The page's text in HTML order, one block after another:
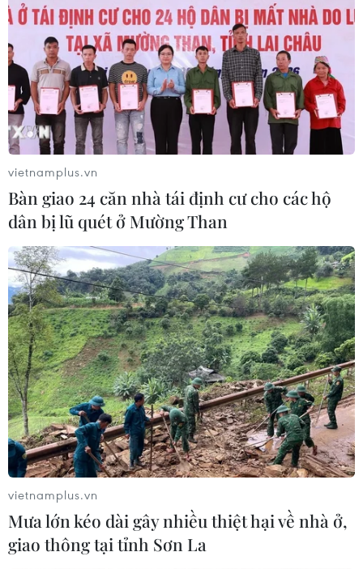
vietnamplus.vn
Bàn giao 24 căn nhà tái định cư cho các hộ
dân bị lũ quét ở Mường Than
vietnamplus.vn
Mưa lớn kéo dài gây nhiều thiệt hại về nhà ở,
giao thông tại tỉnh Sơn La